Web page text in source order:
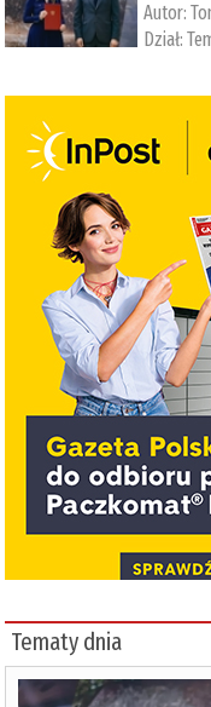
Autor:
Dział:
Tematy dnia